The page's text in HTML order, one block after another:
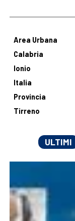
Area Urbana
Calabria
Ionio
Italia
Provincia
Tirreno
ULTIMI